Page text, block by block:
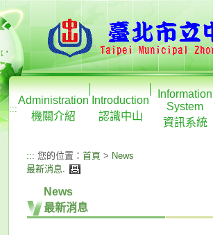
:::
Administration
機關介紹
Introduction
認識中山
Information
System
資訊系統
::: 您的位置： 首頁 > News
最新消息.
News
最新消息